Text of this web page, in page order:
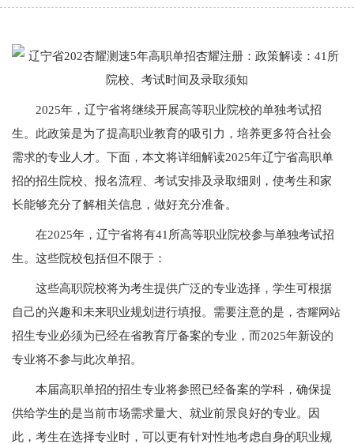
2025年，辽宁省将继续开展高等职业院校的单独考试招
生。此政策是为了提高职业教育的吸引力，培养更多符合社会
需求的专业人才。下面，本文将详细解读2025年辽宁省高职单
招的招生院校、报名流程、考试安排及录取细则，使考生和家
长能够充分了解相关信息，做好充分准备。
在2025年，辽宁省将有41所高等职业院校参与单独考试招
生。这些院校包括但不限于：
这些高职院校将为考生提供广泛的专业选择，学生可根据
自己的兴趣和未来职业规划进行填报。需要注意的是， 杏耀网站
招生专业必须为已经在省教育厅备案的专业，而2025年新设的
专业将不参与此次单招。
本届高职单招的招生专业将参照已经备案的学科，确保提
供给学生的是当前市场需求量大、就业前景良好的专业。因
此，考生在选择专业时，可以更有针对性地考虑自身的职业规